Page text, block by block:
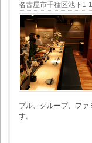
名古屋市千種区池下1-
プル、グループ、ファ
す。